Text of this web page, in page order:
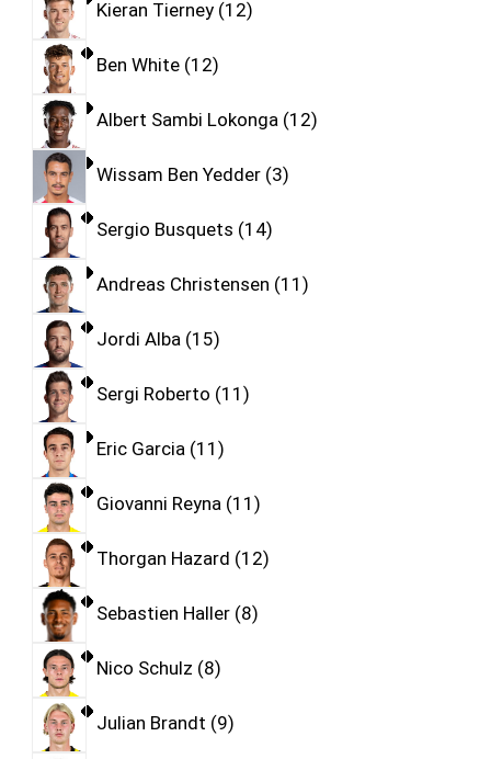
Kieran Tierney 12
Ben White 12
Albert Sambi Lokonga 12
Wissam Ben Yedder 3
Sergio Busquets 14
Andreas Christensen 11
Jordi Alba 15
Sergi Roberto 11
Eric Garcia 11
Giovanni Reyna 11
Thorgan Hazard 12
Sebastien Haller 8
Nico Schulz 8
Julian Brandt 9